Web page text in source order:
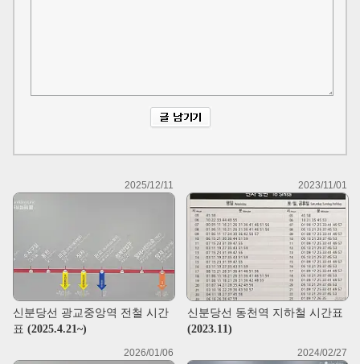
2025/12/11
신분당선 광교중앙역 전철 시간
표 (2025.4.21~)
2023/11/01
신분당선 동천역 지하철 시간표
(2023.11)
2026/01/06 2024/02/27